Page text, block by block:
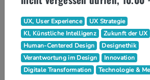
Offene Sessions: Sie
eine Teilnahme-Zusage,
Platz verfügbar ist (
Ein Teil der Plätze ist für
vor Ort reserviert.
UX, User Experience
UX Strategie
KI, Künstliche Intelligenz
Zukunft der UX
Human-Centered Design
Designethik
Verantwortung im Design
Innovation
Digitale Transformation
Technologie &